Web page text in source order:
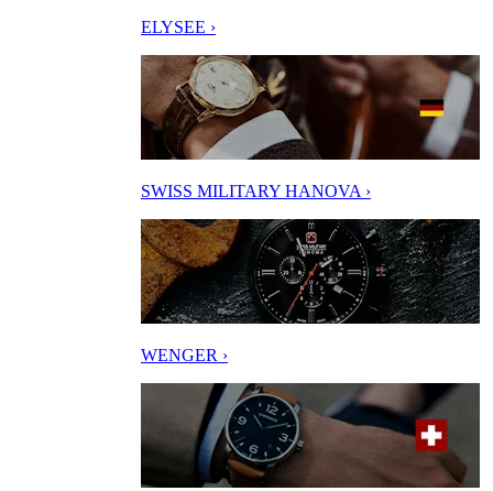
ELYSEE ›
SWISS MILITARY HANOVA ›
WENGER ›